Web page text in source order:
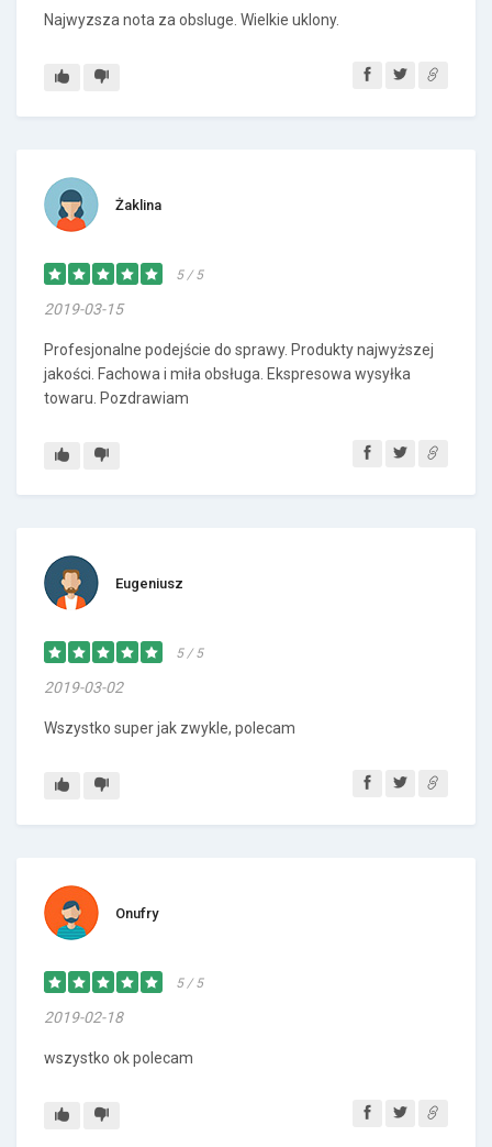
Najwyzsza nota za obsluge. Wielkie uklony.
Żaklina
5 / 5
2019-03-15
Profesjonalne podejście do sprawy. Produkty najwyższej
jakości. Fachowa i miła obsługa. Ekspresowa wysyłka
towaru. Pozdrawiam
Eugeniusz
5 / 5
2019-03-02
Wszystko super jak zwykle, polecam
Onufry
5 / 5
2019-02-18
wszystko ok polecam